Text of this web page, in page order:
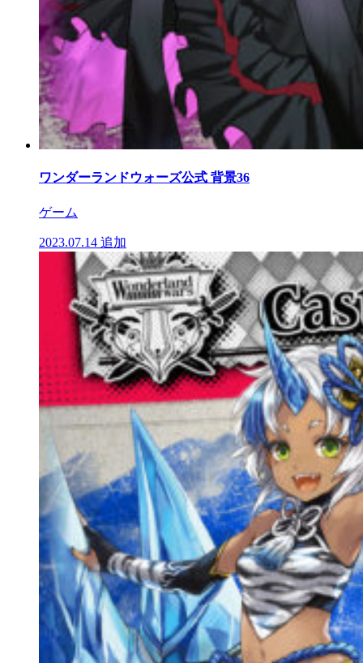
ワンダーランドウォーズ公式 背景36
ゲーム
2023.07.14 追加